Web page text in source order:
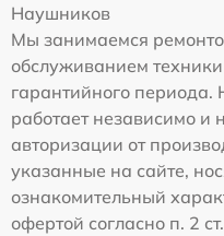
Наушников
Мы занимаемся
обслуживанием
гарантийного
работает независимо и
авторизации от
указанные на сайте,
ознакомительный
офертой согласно п. 2